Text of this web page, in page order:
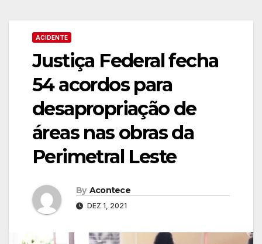
ACIDENTE
Justiça Federal fecha
54 acordos para
desapropriação de
áreas nas obras da
Perimetral Leste
By Acontece
DEZ 1, 2021